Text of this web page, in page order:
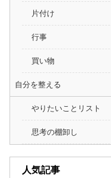
片付け
行事
買い物
自分を整える
やりたいことリスト
思考の棚卸し
人気記事